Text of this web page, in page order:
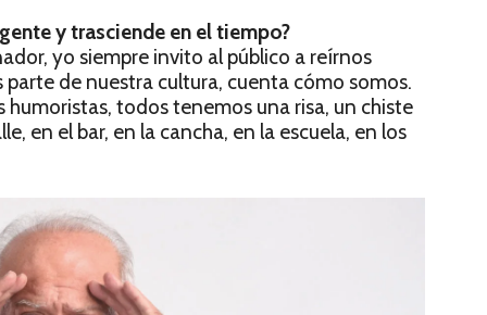
y trasciende en el tiempo?
yo siempre invito al público a reírnos
parte de nuestra cultura, cuenta cómo somos.
todos tenemos una risa, un chiste
en el bar, en la cancha, en la escuela, en los